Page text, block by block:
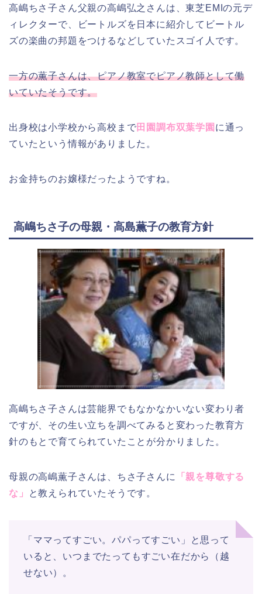
高嶋ちさ子さん父親の高嶋弘之さんは、東芝EMIの元デ
ィレクターで、ビートルズを日本に紹介してビートル
ズの楽曲の邦題をつけるなどしていたスゴイ人です。
一方の薫子さんは、ピアノ教室でピアノ教師として働
いていたそうです。
出身校は小学校から高校まで田園調布双葉学園 に通っ
ていたという情報がありました。
お金持ちのお嬢様だったようですね。
高嶋ちさ子の母親・高島薫子の教育方針
高嶋ちさ子さんは芸能界でもなかなかいない変わり者
ですが、その生い立ちを調べてみると変わった教育方
針のもとで育てられていたことが分かりました。
母親の高嶋薫子さんは、ちさ子さんに
「親を尊敬する
な」
と教えられていたそうです。
「ママってすごい。パパってすごい」と思って
いると、いつまでたってもすごい在だから（越
せない）。